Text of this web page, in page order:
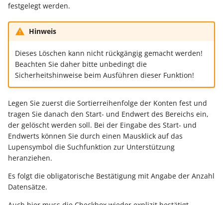
festgelegt werden.
Hinweis
Dieses Löschen kann nicht rückgängig gemacht werden!
Beachten Sie daher bitte unbedingt die
Sicherheitshinweise beim Ausführen dieser Funktion!
Legen Sie zuerst die Sortierreihenfolge der Konten fest und
tragen Sie danach den Start- und Endwert des Bereichs ein,
der gelöscht werden soll. Bei der Eingabe des Start- und
Endwerts können Sie durch einen Mausklick auf das
Lupensymbol die Suchfunktion zur Unterstützung
heranziehen.
Es folgt die obligatorische Bestätigung mit Angabe der Anzahl
Datensätze.